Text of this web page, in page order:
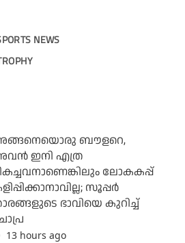
NEWS
ബൗളറെ,
ഇനി എത്ര
ലോകകപ്പ്
സൂപ്പര്‍
ഭാവിയെ കുറിച്ച്
13 hours ago